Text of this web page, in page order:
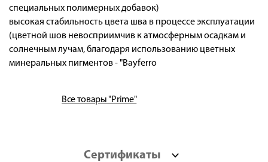
специальных полимерных добавок)
высокая стабильность цвета шва в процессе эксплуатации
(цветной шов невосприимчив к атмосферным осадкам и
солнечным лучам, благодаря использованию цветных
минеральных пигментов - "Bayferro
Все товары "Prime"
Сертификаты